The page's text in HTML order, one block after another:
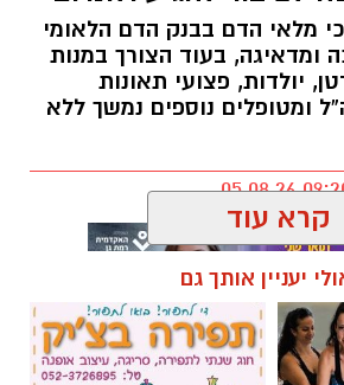
מלאי הדם בבנק הדם הלאומי
ומדאיגה, בעוד הצורך במנות
יולדות, פצועי תאונות
ומטופלים נוספים נמשך ללא
דם, בנק הדם
קרא עוד
יעניין אותך גם